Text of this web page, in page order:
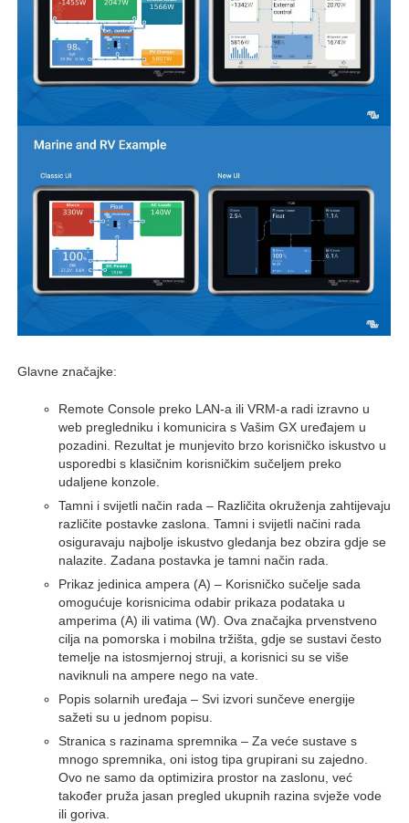
Glavne značajke:
Remote Console preko LAN-a ili VRM-a radi izravno u
web pregledniku i komunicira s Vašim GX uređajem u
pozadini. Rezultat je munjevito brzo korisničko iskustvo u
usporedbi s klasičnim korisničkim sučeljem preko
udaljene konzole.
Tamni i svijetli način rada – Različita okruženja zahtijevaju
različite postavke zaslona. Tamni i svijetli načini rada
osiguravaju najbolje iskustvo gledanja bez obzira gdje se
nalazite. Zadana postavka je tamni način rada.
Prikaz jedinica ampera (A) – Korisničko sučelje sada
omogućuje korisnicima odabir prikaza podataka u
amperima (A) ili vatima (W). Ova značajka prvenstveno
cilja na pomorska i mobilna tržišta, gdje se sustavi često
temelje na istosmjernoj struji, a korisnici su se više
naviknuli na ampere nego na vate.
Popis solarnih uređaja – Svi izvori sunčeve energije
sažeti su u jednom popisu.
Stranica s razinama spremnika – Za veće sustave s
mnogo spremnika, oni istog tipa grupirani su zajedno.
Ovo ne samo da optimizira prostor na zaslonu, već
također pruža jasan pregled ukupnih razina svježe vode
ili goriva.